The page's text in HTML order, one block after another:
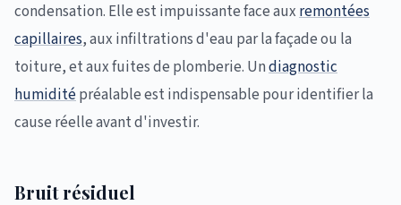
condensation. Elle est impuissante face auxremontées
capillaires, aux infiltrations d'eau par la façade ou la
toiture, et aux fuites de plomberie. Undiagnostic
humiditépréalable est indispensable pour identifier la
cause réelle avant d'investir.
Bruit résiduel